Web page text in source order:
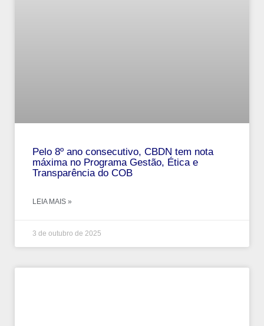
Pelo 8º ano consecutivo, CBDN tem nota
máxima no Programa Gestão, Ética e
Transparência do COB
LEIA MAIS »
3 de outubro de 2025